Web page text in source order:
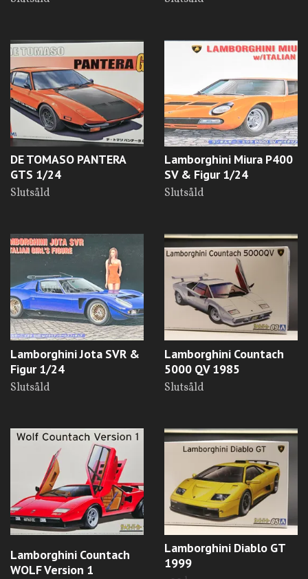
DE TOMASO PANTERA
GTS 1/24
Slutsåld
Lamborghini Miura P400
SV & Figur 1/24
Slutsåld
Lamborghini Jota SVR &
Figur 1/24
Slutsåld
Lamborghini Countach
5000 QV 1985
Slutsåld
Lamborghini Countach
WOLF Version 1
Lamborghini Diablo GT
1999